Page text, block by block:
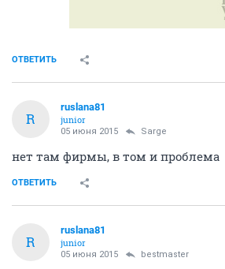
ОТВЕТИТЬ
R
ruslana81
junior
05 июня 2015 Sarge
нет там фирмы, в том и проблема
ОТВЕТИТЬ
R
ruslana81
junior
05 июня 2015 bestmaster